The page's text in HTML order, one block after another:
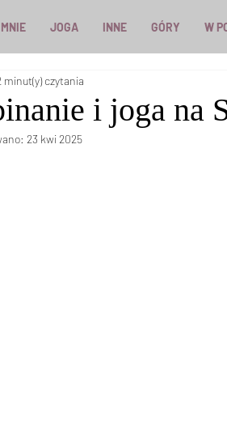
JOGA INNE GÓRY W
i joga na
minut(y) czytania
23 kwi 2025